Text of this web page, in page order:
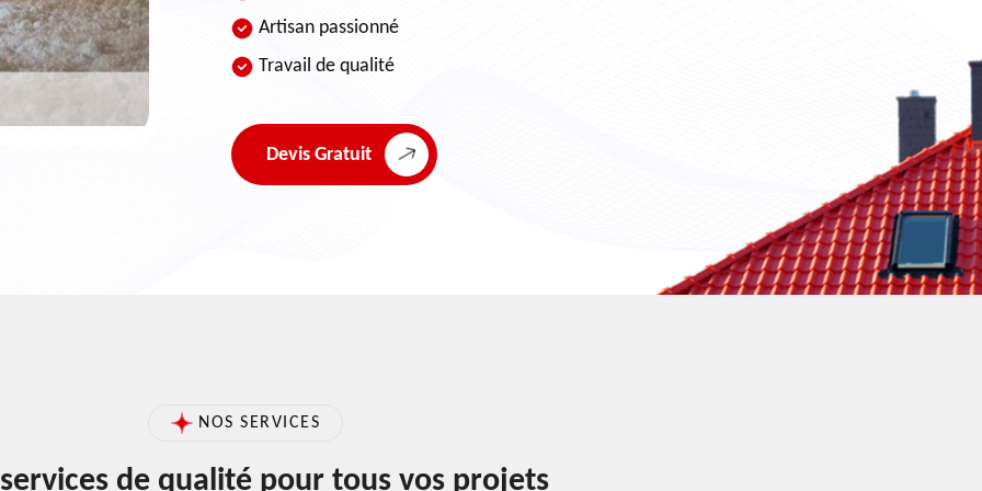
Artisan passionné
Travail de qualité
Devis Gratuit
NOS SERVICES
de qualité pour tous vos projets